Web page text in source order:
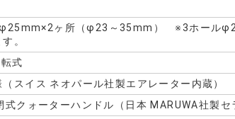
ヶ所（φ23～35mm） ※3ホール
。
式
スイス ネオパール社製エアレーター内蔵）
式クォーターハンドル（日本 MARUWA社製セ